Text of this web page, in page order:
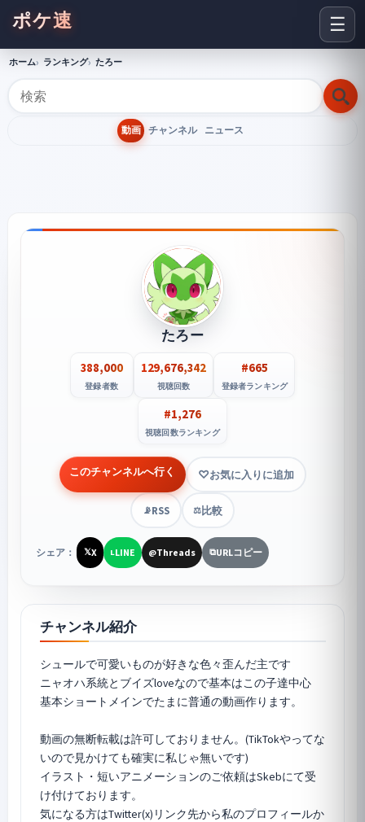
☰
ポケ速
ホーム ランキング たろー
動画 チャンネル ニュース
たろー
388,000
登録者数
129,676,342
視聴回数
#665
登録者ランキング
#1,276
視聴回数ランキング
このチャンネルへ行く お気に入りに追加
📡RSS ⚖️比較
シェア： 𝕏X LLINE @Threads ⧉URLコピー
チャンネル紹介
シュールで可愛いものが好きな色々歪んだ主です
ニャオハ系統とブイズloveなので基本はこの子達中心
基本ショートメインでたまに普通の動画作ります。
動画の無断転載は許可しておりません。(TikTokやってな
いので見かけても確実に私じゃ無いです)
イラスト・短いアニメーションのご依頼はSkebにて受
け付けております。
気になる方はTwitter(x)リンク先から私のプロフィールか